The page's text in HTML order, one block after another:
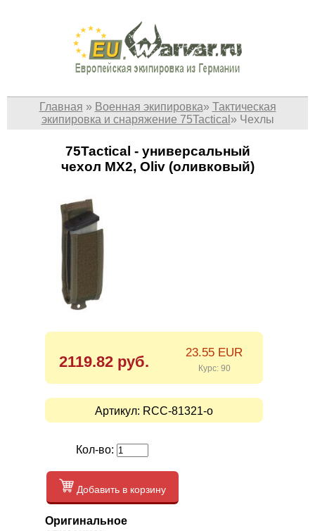
Главная » Военная экипировка» Тактическая
экипировка и снаряжение 75Tactical » Чехлы
75Tactical - универсальный
чехол МХ2, Oliv (оливковый)
2119.82 руб.
23.55 EUR
Курс: 90
Артикул: RCC-81321-o
Кол-во:
Добавить в корзину
Оригинальное